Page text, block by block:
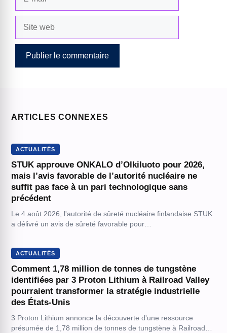
ARTICLES CONNEXES
ACTUALITÉS
STUK approuve ONKALO d’Olkiluoto pour 2026,
mais l’avis favorable de l’autorité nucléaire ne
suffit pas face à un pari technologique sans
précédent
Le 4 août 2026, l'autorité de sûreté nucléaire finlandaise STUK
a délivré un avis de sûreté favorable pour…
ACTUALITÉS
Comment 1,78 million de tonnes de tungstène
identifiées par 3 Proton Lithium à Railroad Valley
pourraient transformer la stratégie industrielle
des États-Unis
3 Proton Lithium annonce la découverte d'une ressource
présumée de 1,78 million de tonnes de tungstène à Railroad…